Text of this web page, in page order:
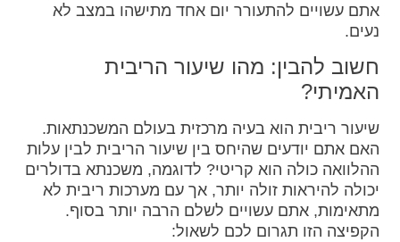
אתם עשויים להתעורר יום אחד מתישהו במצב לא
נעים.
חשוב להבין: מהו שיעור הריבית
האמיתי?
שיעור ריבית הוא בעיה מרכזית בעולם המשכנתאות.
האם אתם יודעים שהיחס בין שיעור הריבית לבין עלות
ההלוואה כולה הוא קריטי? לדוגמה, משכנתא בדולרים
יכולה להיראות זולה יותר, אך עם מערכות ריבית לא
מתאימות, אתם עשויים לשלם הרבה יותר בסוף.
הקפיצה הזו תגרום לכם לשאול: